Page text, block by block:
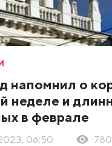
напомнил о
неделе и
в феврале
06:50 780